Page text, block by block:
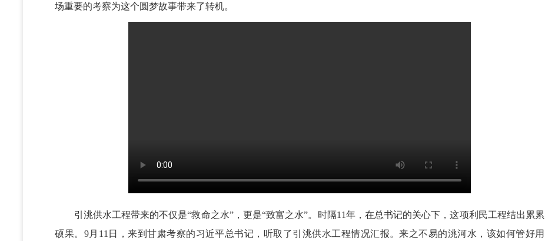
场重要的考察为这个圆梦故事带来了转机。
引洮供水工程带来的不仅是“救命之水”，更是“致富之水”。时隔11年，在总书记的关心下，这项利民工程结出累累
硕果。9月11日，来到甘肃考察的习近平总书记，听取了引洮供水工程情况汇报。来之不易的洮河水，该如何管好用